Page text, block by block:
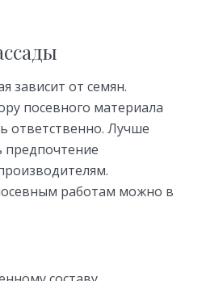
зависит от семян.
посевного материала
ответственно. Лучше
предпочтение
работам можно в